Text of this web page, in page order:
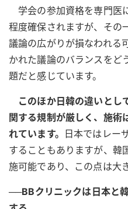
学会の参加資格を専門医
程度確保されますが、その
議論の広がりが損なわれる
かれた議論のバランスをど
題だと感じています。
このほか日韓の違いとし
関する規制が厳しく、施術
れています。 日本ではレー
することもありますが、韓
施可能であり、この点は大
──BBクリニックは日本と